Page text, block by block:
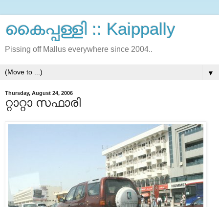
കൈപ്പള്ളി :: Kaippally
Pissing off Mallus everywhere since 2004..
▼
Thursday, August 24, 2006
റ്റാറ്റാ സഫാരി